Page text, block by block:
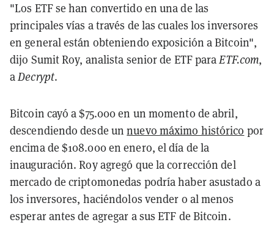
"Los ETF se han convertido en una de las
principales vías a través de las cuales los inversores
en general están obteniendo exposición a Bitcoin",
dijo Sumit Roy, analista senior de ETF paraETF.com,
aDecrypt.
Bitcoin cayó a $75.000 en un momento de abril,
descendiendo desde unnuevo máximo histórico por
encima de $108.000 en enero, el día de la
inauguración. Roy agregó que la corrección del
mercado de criptomonedas podría haber asustado a
los inversores, haciéndolos vender o al menos
esperar antes de agregar a sus ETF de Bitcoin.